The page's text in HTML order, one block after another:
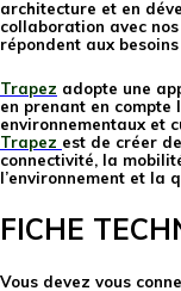
architecture et en
collaboration avec
répondent aux
Trapez adopte une
en prenant en compte
environnementaux et
Trapez est de créer
connectivité, la
l’environnement et la
FICHE
Vous devez vous